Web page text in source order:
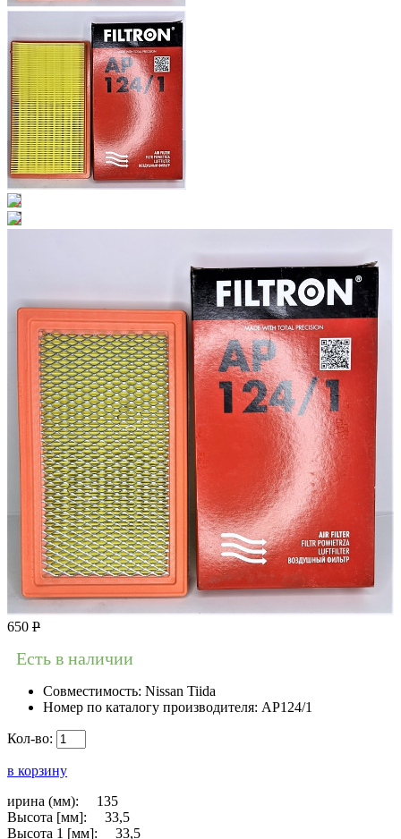
650 Р
Есть в наличии
Совместимость: Nissan Tiida
Номер по каталогу производителя: AP124/1
Кол-во:
в корзину
ирина (мм): 135
Высота [мм]: 33,5
Высота 1 [мм]: 33,5